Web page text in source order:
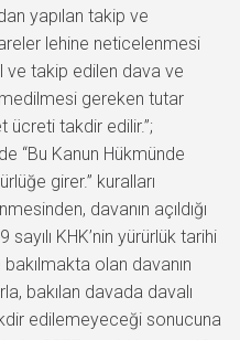
yapılan takip ve
lehine neticelenmesi
ve takip edilen dava ve
gereken tutar
ücreti takdir edilir.”;
“Bu Kanun Hükmünde
girer.” kuralları
davanın açıldığı
KHK’nin yürürlük tarihi
olan davanın
bakılan davada davalı
edilemeyeceği sonucuna